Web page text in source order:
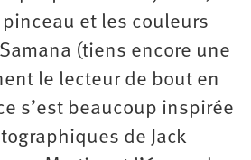
et les couleurs
(tiens encore une
le lecteur de bout en
s’est beaucoup inspirée
de Jack